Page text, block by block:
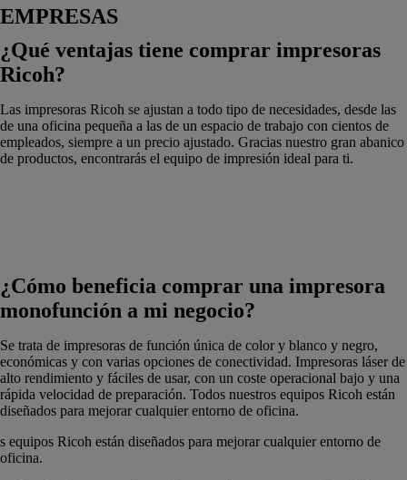
EMPRESAS
¿Qué ventajas tiene comprar impresoras
Ricoh?
Las impresoras Ricoh se ajustan a todo tipo de necesidades, desde las
de una oficina pequeña a las de un espacio de trabajo con cientos de
empleados, siempre a un precio ajustado. Gracias nuestro gran abanico
de productos, encontrarás el equipo de impresión ideal para ti.
¿Cómo beneficia comprar una impresora
monofunción a mi negocio?
Se trata de impresoras de función única de color y blanco y negro,
económicas y con varias opciones de conectividad. Impresoras láser de
alto rendimiento y fáciles de usar, con un coste operacional bajo y una
rápida velocidad de preparación. Todos nuestros equipos Ricoh están
diseñados para mejorar cualquier entorno de oficina.
s equipos Ricoh están diseñados para mejorar cualquier entorno de
oficina.